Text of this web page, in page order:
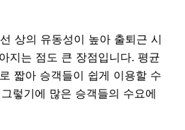
상의 유동성이 높아 출퇴근 시
지는 점도 큰 장점입니다. 평균
짧아 승객들이 쉽게 이용할 수
렇기에 많은 승객들의 수요에